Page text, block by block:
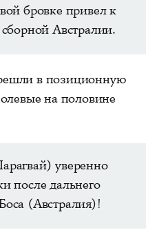
бровке привел к
Австралии.
в позиционную
на половине
уверенно
после дальнего
(Австралия)!